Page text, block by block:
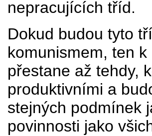
nepracujících tříd.
Dokud budou tyto
komunismem, ten
přestane až tehdy,
produktivními a
stejných podmínek
povinnosti jako